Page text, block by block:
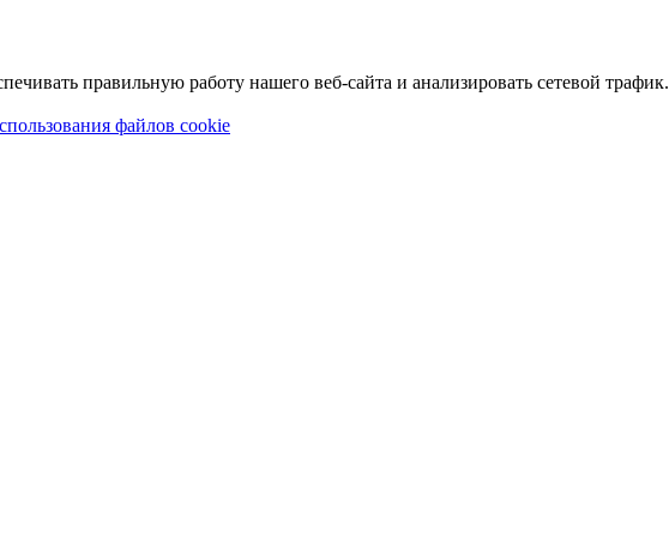
правильную работу нашего веб-сайта и анализировать сетевой трафик.
файлов cookie